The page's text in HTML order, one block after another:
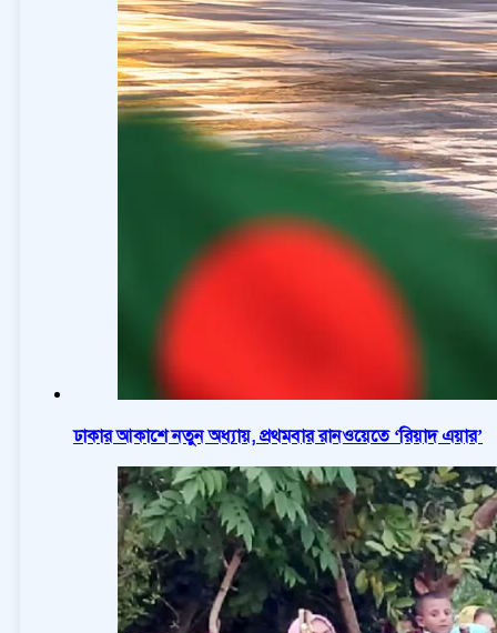
ঢাকার আকাশে নতুন অধ্যায়, প্রথমবার রানওয়েতে ‘রিয়াদ এয়ার’